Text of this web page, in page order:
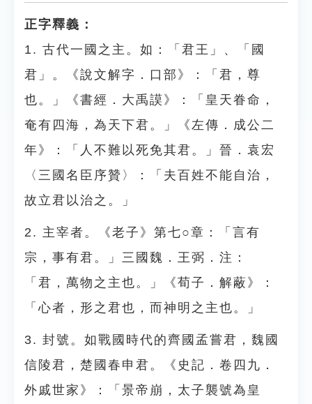
正字釋義：
1. 古代一國之主。如：「君王」、「國
君」。《說文解字．口部》：「君，尊
也。」《書經．大禹謨》：「皇天眷命，
奄有四海，為天下君。」《左傳．成公二
年》：「人不難以死免其君。」晉．袁宏
〈三國名臣序贊〉：「夫百姓不能自治，
故立君以治之。」
2. 主宰者。《老子》第七○章：「言有
宗，事有君。」三國魏．王弼．注：
「君，萬物之主也。」《荀子．解蔽》：
「心者，形之君也，而神明之主也。」
3. 封號。如戰國時代的齊國孟嘗君，魏國
信陵君，楚國春申君。《史記．卷四九．
外戚世家》：「景帝崩，太子襲號為皇